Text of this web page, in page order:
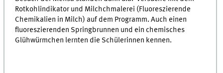
Rotkohlindikator und Milchchmalerei (Fluoreszierende
Chemikalien in Milch) auf dem Programm. Auch einen
fluoreszierenden Springbrunnen und ein chemisches
Glühwürmchen lernten die Schülerinnen kennen.